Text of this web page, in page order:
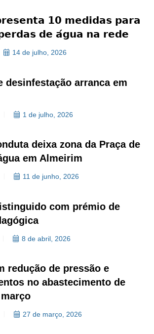
𝟭𝟬 𝗺𝗲𝗱𝗶𝗱𝗮𝘀 𝗽𝗮𝗿𝗮
𝗱𝗲 𝗮́𝗴𝘂𝗮 𝗻𝗮 𝗿𝗲𝗱𝗲
14 de julho, 2026
desinfestação arranca em
1 de julho, 2026
deixa zona da Praça de
em Almeirim
11 de junho, 2026
com prémio de
8 de abril, 2026
redução de pressão e
no abastecimento de
27 de março, 2026